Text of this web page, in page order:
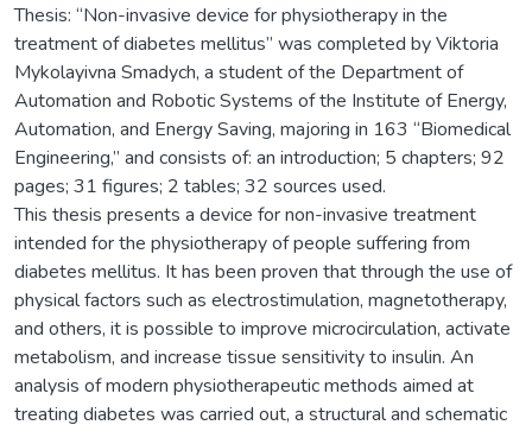
Thesis: “Non-invasive device for physiotherapy in the
treatment of diabetes mellitus” was completed by Viktoria
Mykolayivna Smadych, a student of the Department of
Automation and Robotic Systems of the Institute of Energy,
Automation, and Energy Saving, majoring in 163 “Biomedical
Engineering,” and consists of: an introduction; 5 chapters; 92
pages; 31 figures; 2 tables; 32 sources used.
This thesis presents a device for non-invasive treatment
intended for the physiotherapy of people suffering from
diabetes mellitus. It has been proven that through the use of
physical factors such as electrostimulation, magnetotherapy,
and others, it is possible to improve microcirculation, activate
metabolism, and increase tissue sensitivity to insulin. An
analysis of modern physiotherapeutic methods aimed at
treating diabetes was carried out, a structural and schematic